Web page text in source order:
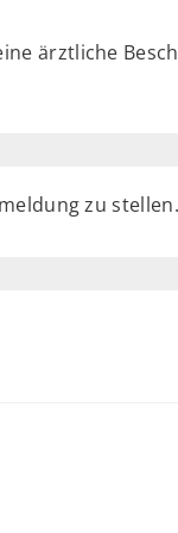
ärztliche
zu stellen.